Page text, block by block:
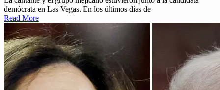
demócrata en Las Vegas. En los últimos días de
Read More